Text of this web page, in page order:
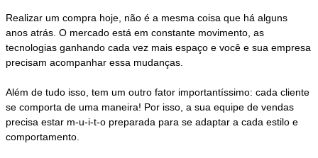
Realizar um compra hoje, não é a mesma coisa que há alguns
anos atrás. O mercado está em constante movimento, as
tecnologias ganhando cada vez mais espaço e você e sua empresa
precisam acompanhar essa mudanças.
Além de tudo isso, tem um outro fator importantíssimo: cada cliente
se comporta de uma maneira! Por isso, a sua equipe de vendas
precisa estar m-u-i-t-o preparada para se adaptar a cada estilo e
comportamento.